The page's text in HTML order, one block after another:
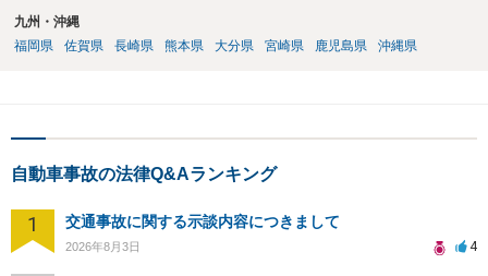
九州・沖縄
福岡県
佐賀県 長崎県 熊本県 大分県 宮崎県 鹿児島県 沖縄県
自動車事故の法律Q&Aランキング
1 交通事故に関する示談内容につきまして
2026年8月3日 4